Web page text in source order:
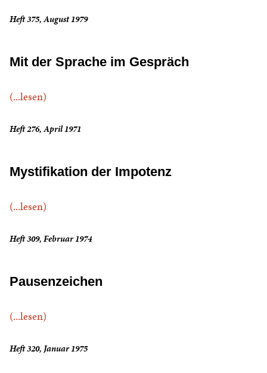
Heft 375, August 1979
Mit der Sprache im Gespräch
(...lesen)
Heft 276, April 1971
Mystifikation der Impotenz
(...lesen)
Heft 309, Februar 1974
Pausenzeichen
(...lesen)
Heft 320, Januar 1975